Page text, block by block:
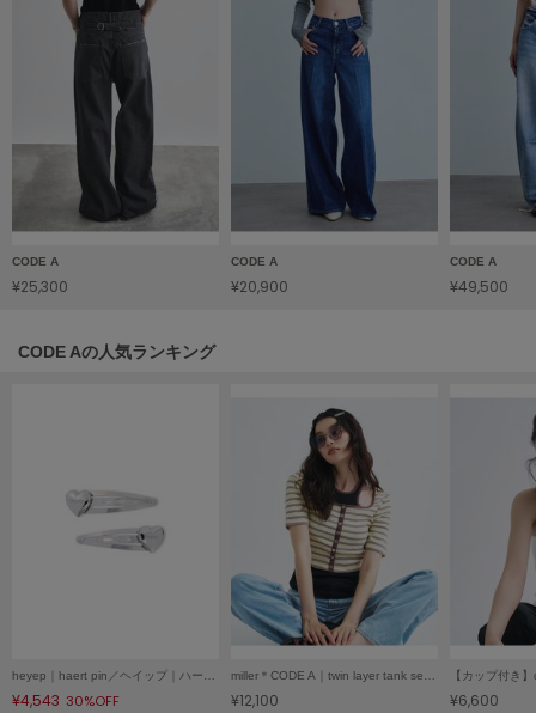
リリーブラウン
LILY BROWN Lingerie
リリーブラウンランジェリー
LITTLE UNION TOKYO
リトルユニオン トウキョウ
メイドオブオーガニクス
Mila Owen
ミラオーウェン
CODE A
¥25,300
CODE A
¥20,900
CODE A
¥49,500
CODE Aの人気ランキング
heyep｜haert pin／ヘイップ｜ハートピン
¥4,543 30%OFF
miller＊CODE A｜twin layer tank set／ミラー＊コードエー｜ツインレイヤータンクセット
¥12,100 ¥6,600